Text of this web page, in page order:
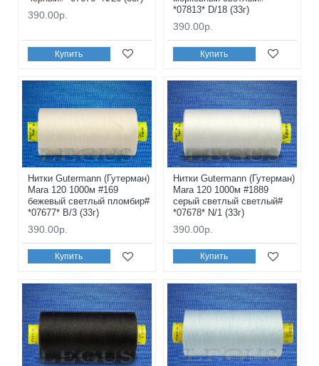
390.00р.
Купить
*07813* D/18 (33г)
390.00р.
Купить
Нитки Gutermann (Гутерман)
Mara 120 1000м #169
бежевый светлый пломбир#
*07677* B/3 (33г)
390.00р.
Купить
Нитки Gutermann (Гутерман)
Mara 120 1000м #1889
серый светлый светлый#
*07678* N/1 (33г)
390.00р.
Купить